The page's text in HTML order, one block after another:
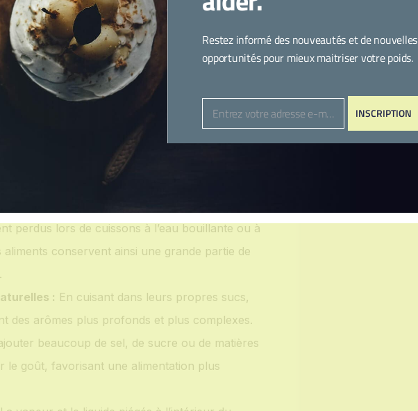
papilles
savoureux, la cuisson à l’étouffée
en particulier du point de vue
qui s’inscrit parfaitement dans une
et équilibrée.
nutriments :
La cuisson douce et
l’évaporation et la dégradation des
(comme la vitamine C et certaines vitamines B)
perdus lors de cuissons à l’eau bouillante ou à
conservent ainsi une grande partie de
: En cuisant dans leurs propres sucs,
des arômes plus profonds et plus complexes.
beaucoup de sel, de sucre ou de matières
le goût, favorisant une alimentation plus
Restez informé des nouveautés et de nouvelles
opportunités pour mieux maitriser votre poids.
Email Entrez votre adresse e-mail INSCRIPTION